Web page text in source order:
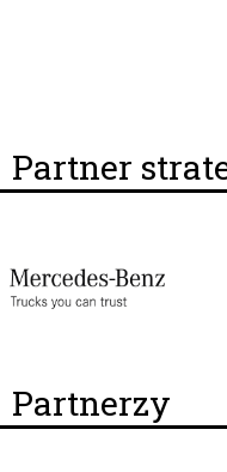
Partner
Partnerzy